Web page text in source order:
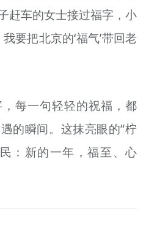
赶车的女士接过福字，小
要把北京的‘福气’带回老
每一句轻轻的祝福，都
的瞬间。这抹亮眼的“柠
：新的一年，福至、心